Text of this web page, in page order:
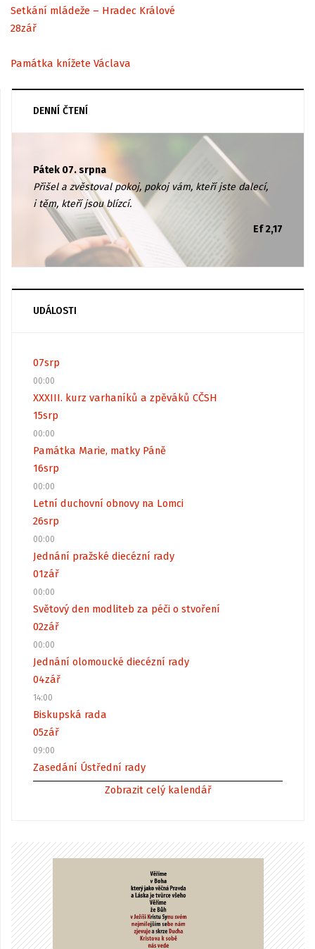
Setkání mládeže – Hradec Králové
28zář
Památka knížete Václava
DENNÍ ČTENÍ
Pátek 07. srpna
Přišel a zvěstoval pokoj, pokoj vám, kteří jste dalecí,
i těm, kteří jsou blízcí.
Ef 2,17
UDÁLOSTI
07srp
00:00
XXXIII. kurz varhaníků a zpěváků CČSH
15srp
00:00
Památka Marie, matky Páně
16srp
00:00
Letní duchovní obnovy na Lomci
26srp
00:00
Jednání pražské diecézní rady
01zář
00:00
Světový den modliteb za péči o stvoření
02zář
00:00
Jednání olomoucké diecézní rady
04zář
14:00
Biskupská rada
05zář
09:00
Zasedání Ústřední rady
Zobrazit celý kalendář